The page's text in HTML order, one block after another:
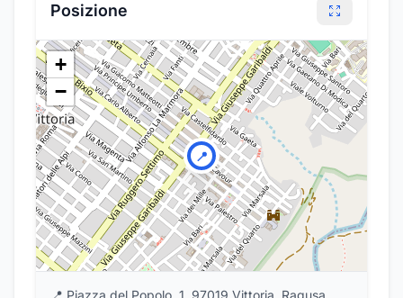
Posizione
📍
+
−
📍 Piazza del Popolo, 1, 97019 Vittoria, Ragusa